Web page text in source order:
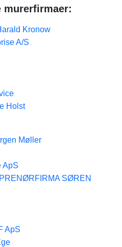
murerfirmaer:
Kronow
A/S
Holst
Møller
ApS
SØREN
ApS